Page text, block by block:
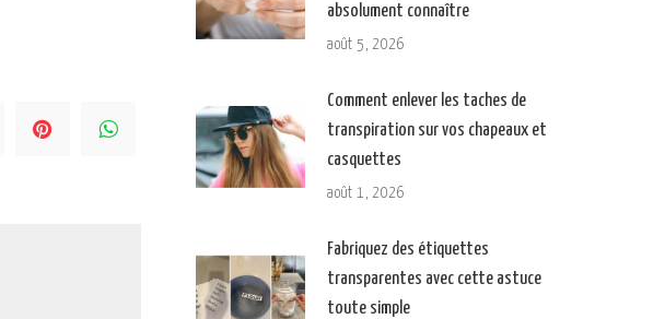
absolument connaître
août 5, 2026
Comment enlever les taches de
transpiration sur vos chapeaux et
casquettes
août 1, 2026
Fabriquez des étiquettes
transparentes avec cette astuce
toute simple